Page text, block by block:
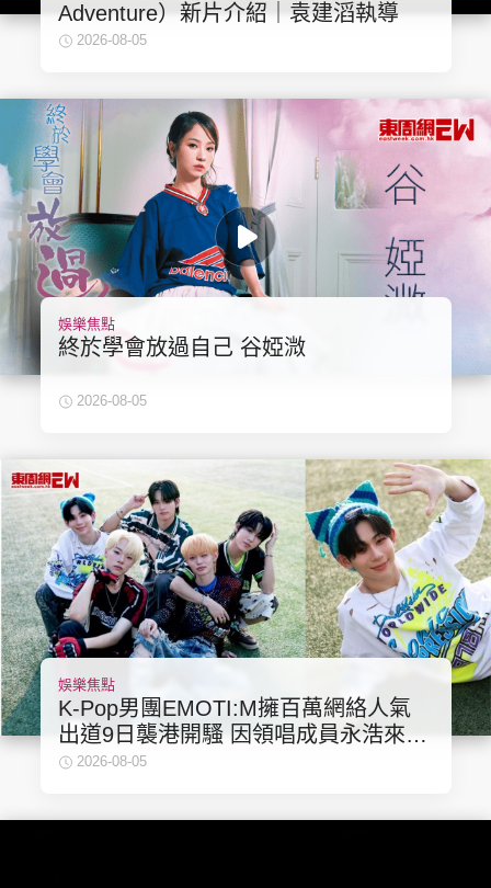
Adventure）新片介紹｜袁建滔執導
2026-08-05
娛樂焦點
終於學會放過自己 谷婭溦
2026-08-05
娛樂焦點
K-Pop男團EMOTI:M擁百萬網絡人氣
出道9日襲港開騷 因領唱成員永浩來自
香港
2026-08-05